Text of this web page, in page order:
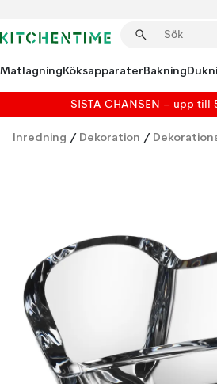
MatlagningKöksapparaterBakning
SISTA CHANSEN – upp till
Inredning / Dekoration /